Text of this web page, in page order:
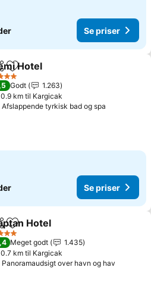
Se priser
Føj til favoritter
Hotel
Godt
1.263
0.9 km til Kargicak
Afslappende tyrkisk bad og spa
Se priser
Føj til favoritter
Hotel
Meget godt
1.435
0.7 km til Kargicak
Panoramaudsigt over havn og hav